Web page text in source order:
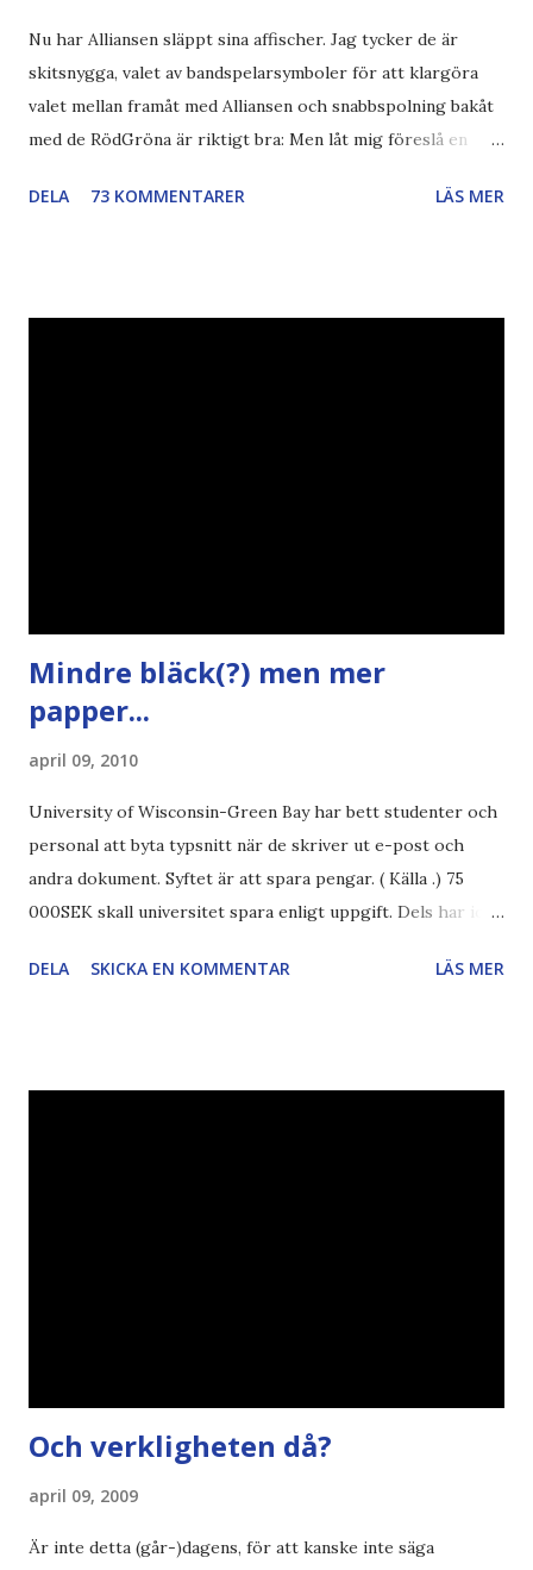
Nu har Alliansen släppt sina affischer. Jag tycker de är
skitsnygga, valet av bandspelarsymboler för att klargöra
valet mellan framåt med Alliansen och snabbspolning bakåt
med de RödGröna är riktigt bra: Men låt mig föreslå en
Piratpartiet FRA-lagen Kultur Upphovsrätten //Zac,
DELA 73 KOMMENTARER LÄS MER
Mindre bläck(?) men mer
papper...
april 09, 2010
University of Wisconsin-Green Bay har bett studenter och
personal att byta typsnitt när de skriver ut e-post och
andra dokument. Syftet är att spara pengar. ( Källa .) 75
000SEK skall universitet spara enligt uppgift. Dels har iofs
"bläck". Dels så undrar jag om de 30% besparingar -
DELA SKICKA EN KOMMENTAR LÄS MER
Och verkligheten då?
april 09, 2009
Är inte detta (går-)dagens, för att kanske inte säga